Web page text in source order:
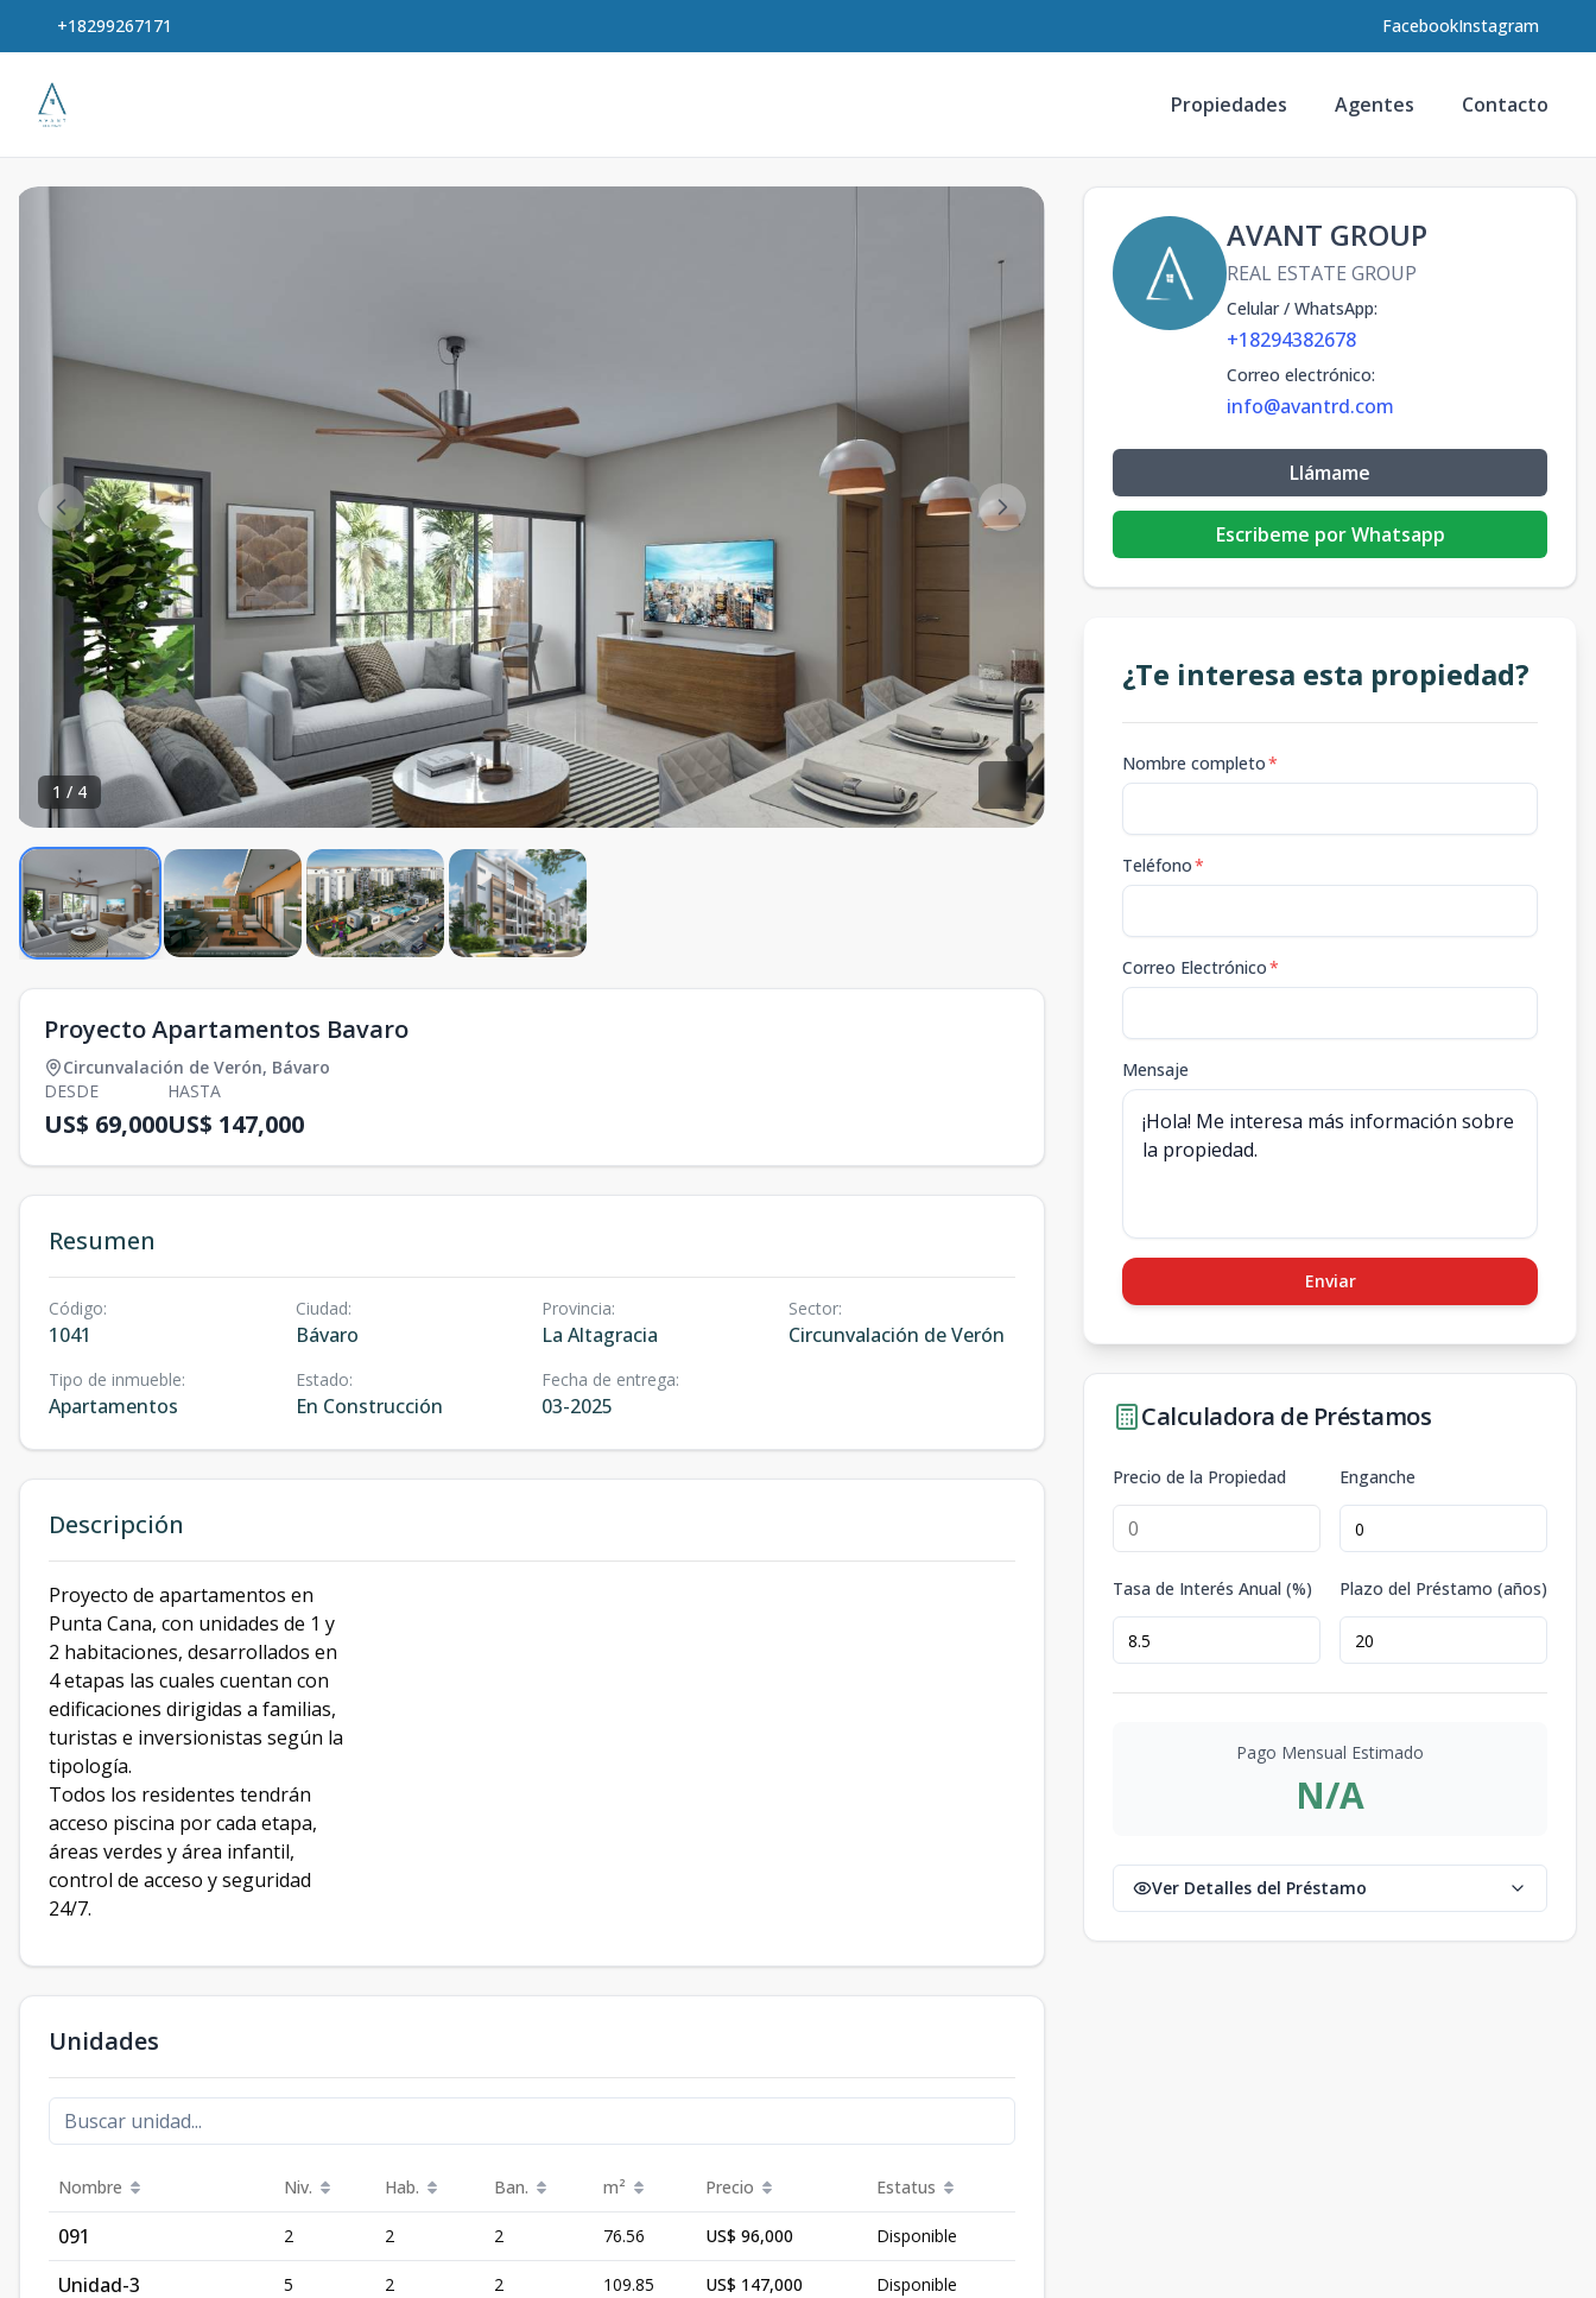
+18299267171 FacebookInstagram
Propiedades Agentes Contacto
1 / 4
Proyecto Apartamentos Bavaro
Circunvalación de Verón, Bávaro
DESDE
US$ 69,000
HASTA
US$ 147,000
Resumen
Código:
1041
Ciudad:
Bávaro
Provincia:
La Altagracia
Sector:
Circunvalación de Verón
Tipo de inmueble:
Apartamentos
Estado:
En Construcción
Fecha de entrega:
03-2025
Descripción
Proyecto de apartamentos en
Punta Cana, con unidades de 1 y
2 habitaciones, desarrollados en
4 etapas las cuales cuentan con
edificaciones dirigidas a familias,
turistas e inversionistas según la
tipología.
Todos los residentes tendrán
acceso piscina por cada etapa,
áreas verdes y área infantil,
control de acceso y seguridad
24/7.
Unidades
Nombre Niv. Hab. Ban. m² Precio Estatus
091 2 2 2 76.56 US$ 96,000 Disponible
Unidad-3 5 2 2 109.85 US$ 147,000 Disponible
AVANT GROUP
REAL ESTATE GROUP
Celular / WhatsApp:
+18294382678
Correo electrónico:
info@avantrd.com
Llámame
Escribeme por Whatsapp
¿Te interesa esta propiedad?
Nombre completo*
Teléfono*
Correo Electrónico*
Mensaje
Enviar
Calculadora de Préstamos
Precio de la Propiedad Enganche
Tasa de Interés Anual (%) Plazo del Préstamo (años)
Pago Mensual Estimado
N/A
Ver Detalles del Préstamo